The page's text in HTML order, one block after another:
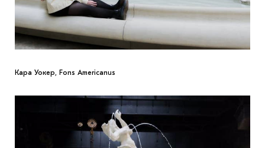
Кара Уокер, Fons Americanus